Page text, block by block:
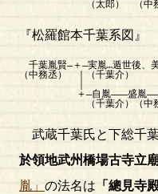
（太郎） （中務丞）
『松羅館本千葉系図』
千葉胤賢―＋―実胤…遁世後、
（中務丞） ｜（千葉介）
＋―自胤―――盛胤―――
（千葉介）（中務）
武蔵千葉氏と下総千
於領地武州橋場古寺立
胤」 の法名は 「總見寺